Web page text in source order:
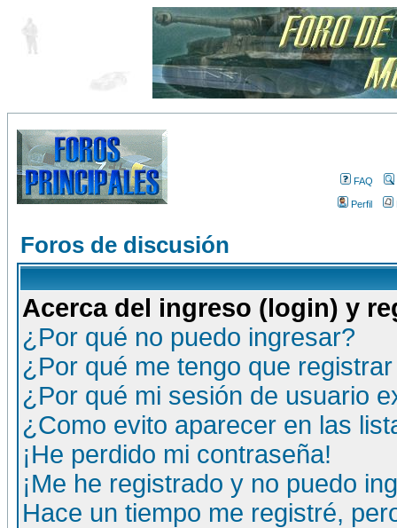
FAQ
Perfil
Foros de discusión
Acerca del ingreso (login) y
¿Por qué no puedo ingresar?
¿Por qué me tengo que
¿Por qué mi sesión de usuario
¿Como evito aparecer en las
¡He perdido mi contraseña!
¡Me he registrado y no puedo
Hace un tiempo me registré,